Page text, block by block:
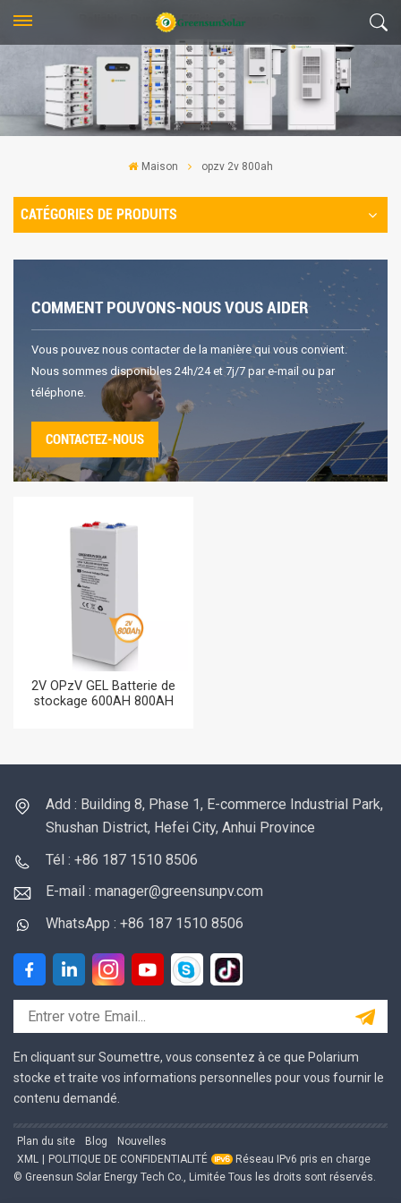
Maison opzv 2v 800ah
CATÉGORIES DE PRODUITS
COMMENT POUVONS-NOUS VOUS AIDER
Vous pouvez nous contacter de la manière qui vous convient.
Nous sommes disponibles 24h/24 et 7j/7 par e-mail ou par
téléphone.
CONTACTEZ-NOUS
2V OPzV GEL Batterie de
stockage 600AH 800AH
Add : Building 8, Phase 1, E-commerce Industrial Park,
Shushan District, Hefei City, Anhui Province
Tél : +86 187 1510 8506
E-mail : manager@greensunpv.com
WhatsApp : +86 187 1510 8506
En cliquant sur Soumettre, vous consentez à ce que Polarium
stocke et traite vos informations personnelles pour vous fournir le
contenu demandé.
Plan du site Blog
Nouvelles
XML | POLITIQUE DE CONFIDENTIALITÉ
Réseau IPv6 pris en charge
© Greensun Solar Energy Tech Co., Limitée Tous les droits sont réservés.